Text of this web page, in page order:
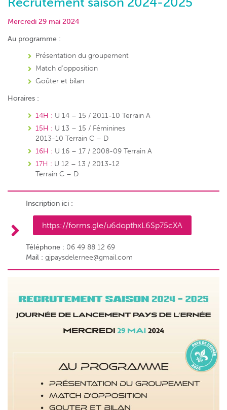
Mercredi 29 mai 2024
Au programme :
Présentation du groupement
Match d’opposition
Goûter et bilan
Horaires :
14H : U 14 – 15 / 2011-10 Terrain A
15H : U 13 – 15 / Féminines
2013-10 Terrain C – D
16H : U 16 – 17 / 2008-09 Terrain A
17H : U 12 – 13 / 2013-12
Terrain C – D
Inscription ici :
https://forms.gle/u6dopthxL6Sp75cXA
Téléphone : 06 49 88 12 69
Mail : gjpaysdelernee@gmail.com